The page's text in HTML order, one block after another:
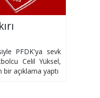
PFDK'ya sevk
Celil Yüksel,
açıklama yaptı